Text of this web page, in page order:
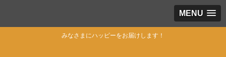
MENU
みなさまにハッピーをお届けします！